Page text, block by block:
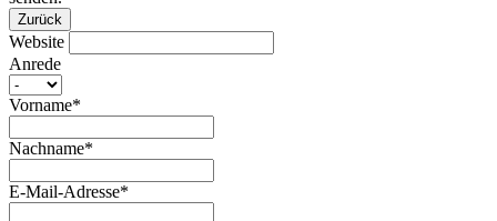
Zurück
Website
Anrede
Vorname*
Nachname*
E-Mail-Adresse*